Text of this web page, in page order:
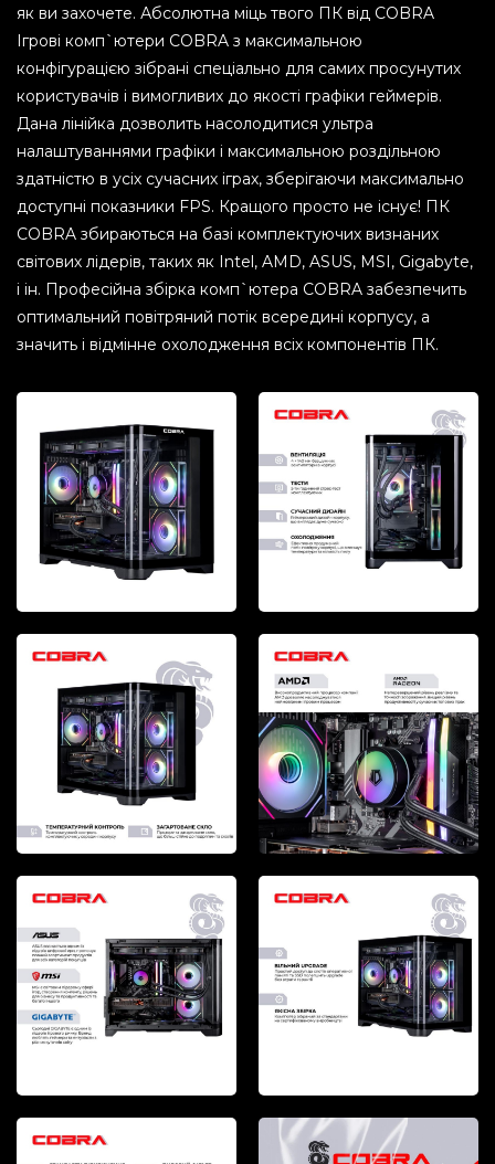
як ви захочете. Абсолютна міць твого ПК від COBRA
Ігрові комп`ютери COBRA з максимальною
конфігурацією зібрані спеціально для самих просунутих
користувачів і вимогливих до якості графіки геймерів.
Дана лінійка дозволить насолодитися ультра
налаштуваннями графіки і максимальною роздільною
здатністю в усіх сучасних іграх, зберігаючи максимально
доступні показники FPS. Кращого просто не існує! ПК
COBRA збираються на базі комплектуючих визнаних
світових лідерів, таких як Intel, AMD, ASUS, MSI, Gigabyte,
і ін. Професійна збірка комп`ютера COBRA забезпечить
оптимальний повітряний потік всередині корпусу, а
значить і відмінне охолодження всіх компонентів ПК.